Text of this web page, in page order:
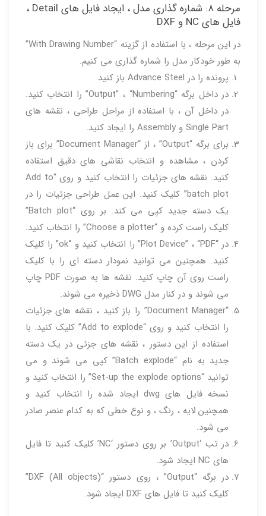
مرحله ۸: شماره گذاری مدل ، ایجاد فایل های Detail ،
فایل های NC و DXF
در این مرحله ، با استفاده از گزینه “With Drawing Number”
به طور خودکار مدل را شماره گذاری می کنیم.
پرونده را در Advance Steel باز کنید
در داخل برگه “Output” ، “Numbering” را انتخاب کنید.
در داخل آن ، با استفاده از مراحل طراحی ، نقشه های
Single Part و Assembly را ایجاد کنید.
برای برگه “Output” ، از “Document Manager” برای باز
کردن ، مشاهده و انتخاب نقاشی های دقیق استفاده
کنید. نقشه های جزئیات را انتخاب کنید و روی “Add to
batch plot” کلیک کنید. این عمل طراحی جزئیات را در
یک دسته جدید کپی می کند. بر روی “Batch plot”
کلیک راست کرده و “Choose a plotter” را انتخاب کنید.
در “Plot Device” ، “PDF” را انتخاب کنید و “ok” را کلیک
کنید. همچنین می توانید نمودار دسته ای را با کلیک
راست روی آن چاپ کنید. نقشه ها به صورت PDF چاپ
می شوند و در کنار مدل DWG ذخیره می شوند.
“Document Manager” را باز کنید ، نقشه های جزئیات
را انتخاب کنید و روی “Add to explode” کلیک کنید.
با
استفاده از این دستور ، نقشه های جزئی در یک دسته
جدید به نام “Batch explode” کپی می شوند و می
توانید “Set-up the explode options” را انتخاب کنید و
نسخه فایل های dwg ایجاد شده را انتخاب کنید و
همچنین لایه ، رنگ ، و نوع خطی که به کدام عنصر صادر
می شود.
در تب ‘Output’ بر روی دستور ‘NC’ کلیک کنید تا فایل
های NC ایجاد شود.
در برگه “Output” ، روی دستور “DXF (All objects)”
کلیک کنید تا فایل های DXF ایجاد شود.